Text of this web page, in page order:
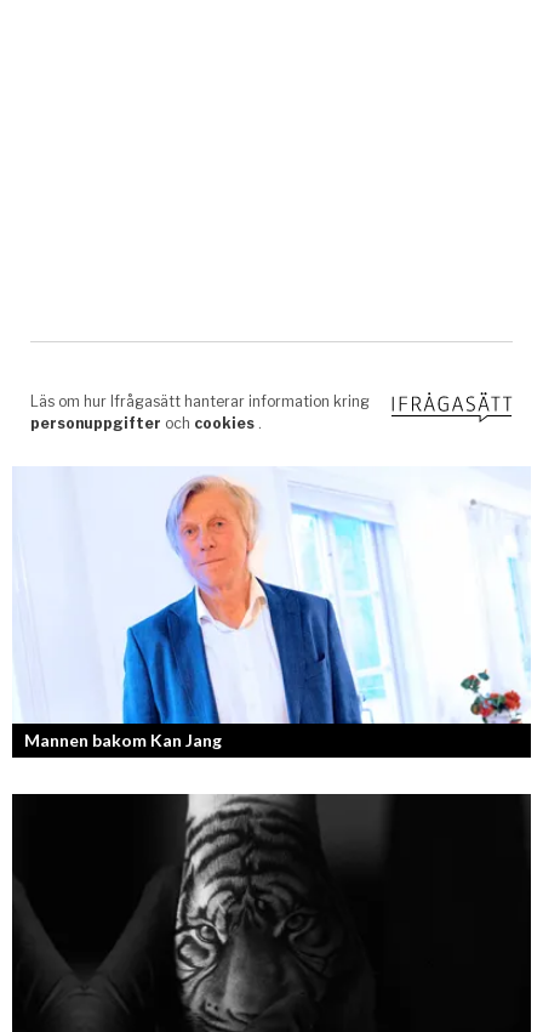
Mannen bakom Kan Jang
Georg Wikman är grundaren bakom hälsopreparaten Arctic Root, Kan
Jang, Chisan och nya Adapt-serien.